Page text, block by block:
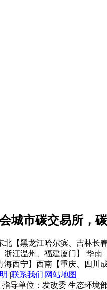
城市碳交易所，
北【黑龙江哈尔滨、吉林长
江温州、福建厦门】
华南
西宁】 西南【重庆、四川
|联系我们|网站地图
导单位：发改委 生态环境